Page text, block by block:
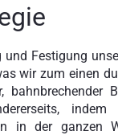
Festigung
wir zum einen
bahnbrechender
indem
in der ganzen